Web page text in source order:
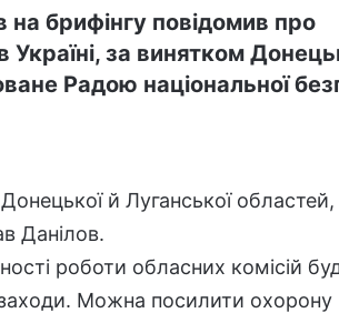
брифінгу повідомив про
за винятком
Радою національної
й Луганської
Данілов.
роботи обласних комісій
заходи. Можна посилити охорону